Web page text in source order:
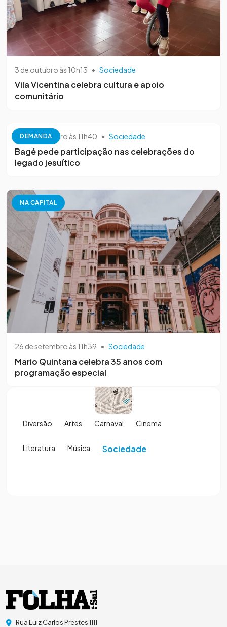
3 de outubro às 10h13 • Sociedade
Vila Vicentina celebra cultura e apoio
comunitário
DEMANDA
26 de setembro às 11h40 • Sociedade
Bagé pede participação nas celebrações do
legado jesuítico
NA CAPITAL
26 de setembro às 11h39 • Sociedade
Mario Quintana celebra 35 anos com
programação especial
Diversão Artes Carnaval Cinema
Literatura Música Sociedade
Rua Luiz Carlos Prestes 1111